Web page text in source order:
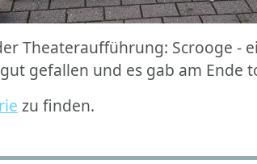
Theateraufführung: Scrooge -
gefallen und es gab am
zu finden.